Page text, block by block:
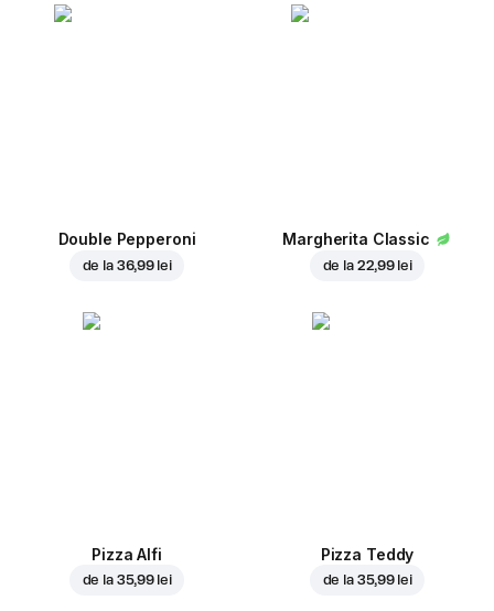
Double Pepperoni
de la 36,99 lei
Margherita Classic
de la 22,99 lei
Pizza Alfi
de la 35,99 lei
Pizza Teddy
de la 35,99 lei